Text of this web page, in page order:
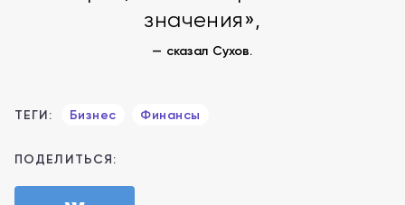
значения»,
— сказал Сухов.
ТЕГИ: Бизнес Финансы
ПОДЕЛИТЬСЯ: